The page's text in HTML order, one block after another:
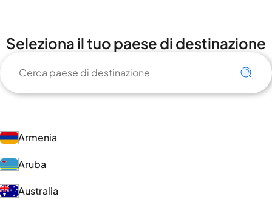
Seleziona il tuo paese di destinazione
Armenia
Aruba
Australia